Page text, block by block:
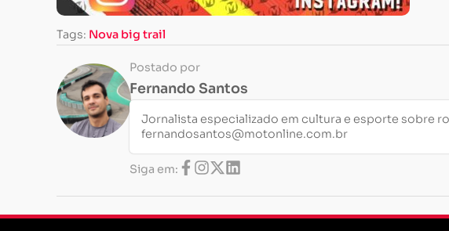
Tags: Nova big trail
Postado por
Fernando Santos
Jornalista especializado em cultura e esporte sobre
fernandosantos@motonline.com.br
Siga em: